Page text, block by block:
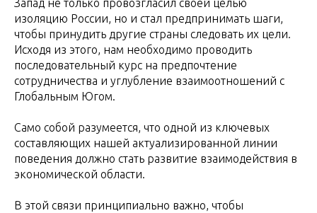
Запад не только провозгласил своей целью
изоляцию России, но и стал предпринимать шаги,
чтобы принудить другие страны следовать их цели.
Исходя из этого, нам необходимо проводить
последовательный курс на предпочтение
сотрудничества и углубление взаимоотношений с
Глобальным Югом.
Само собой разумеется, что одной из ключевых
составляющих нашей актуализированной линии
поведения должно стать развитие взаимодействия в
экономической области.
В этой связи принципиально важно, чтобы